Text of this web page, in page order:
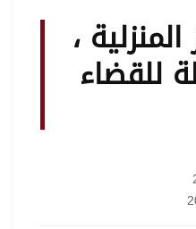
،
للقضاء